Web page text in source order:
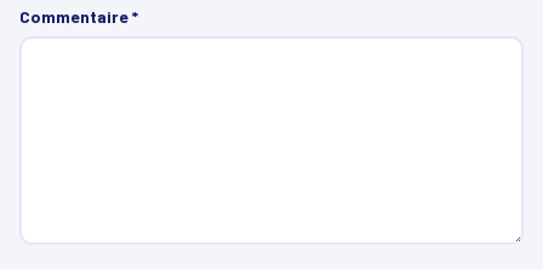
Commentaire*